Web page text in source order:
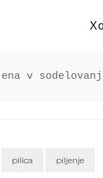
v
pilica piljenje